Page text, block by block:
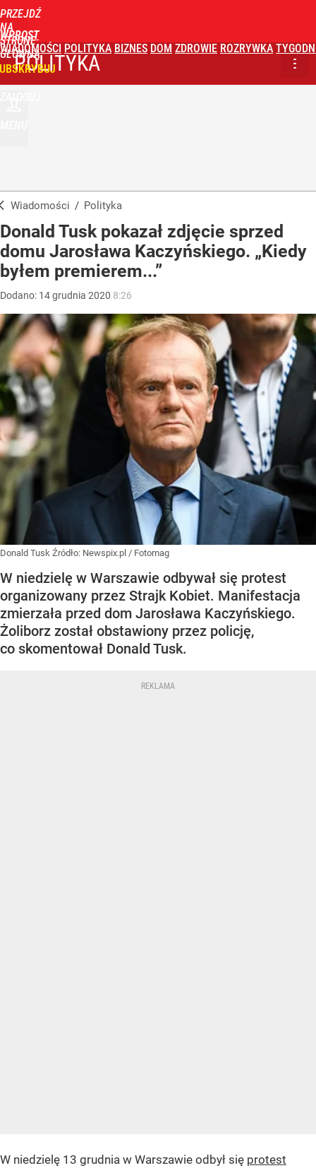
PRZEJDŹ
NA
STRONĘ
GŁÓWNĄ
WPROST
WIADOMOŚCI POLITYKA BIZNES DOM ZDROWIE ROZRYWKA
POLITYKA
Wiadomości / Polityka
Donald Tusk pokazał zdjęcie sprzed
domu Jarosława Kaczyńskiego. „Kiedy
byłem premierem...”
Dodano: 14grudnia 2020 8:26
Donald Tusk Źródło: Newspix.pl / Fotomag
W niedzielę w Warszawie odbywał się protest
organizowany przez Strajk Kobiet. Manifestacja
zmierzała przed dom Jarosława Kaczyńskiego.
Żoliborz został obstawiony przez policję,
co skomentował Donald Tusk.
W niedzielę 13 grudnia w Warszawie odbył się protest